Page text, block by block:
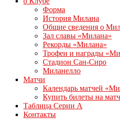
Форма
История Милана
Общие сведения о
Зал славы «Милана»
Рекорды «Милана»
Трофеи и награды
Стадион Сан-Сиро
Миланелло
Матчи
Календарь матчей
Купить билеты на
Таблица Серии А
Контакты